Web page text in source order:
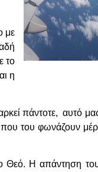
με
το
η
πάντοτε, αυτό
του φωνάζουν
Θεό. Η απάντηση